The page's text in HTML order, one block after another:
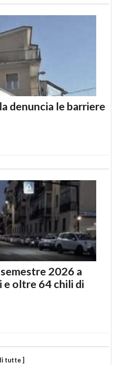
denuncia le barriere
2026 a
e oltre 64 chili di
tutte ]